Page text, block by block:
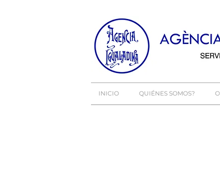
INICIO QUIÉNES SOMOS?